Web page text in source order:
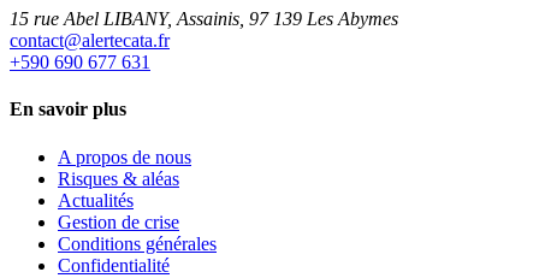
15 rue Abel LIBANY, Assainis, 97 139 Les Abymes
rf.atacetrela@tcatnoc
+590 690 677 631
En savoir plus
A propos de nous
Risques & aléas
Actualités
Gestion de crise
Conditions générales
Confidentialité